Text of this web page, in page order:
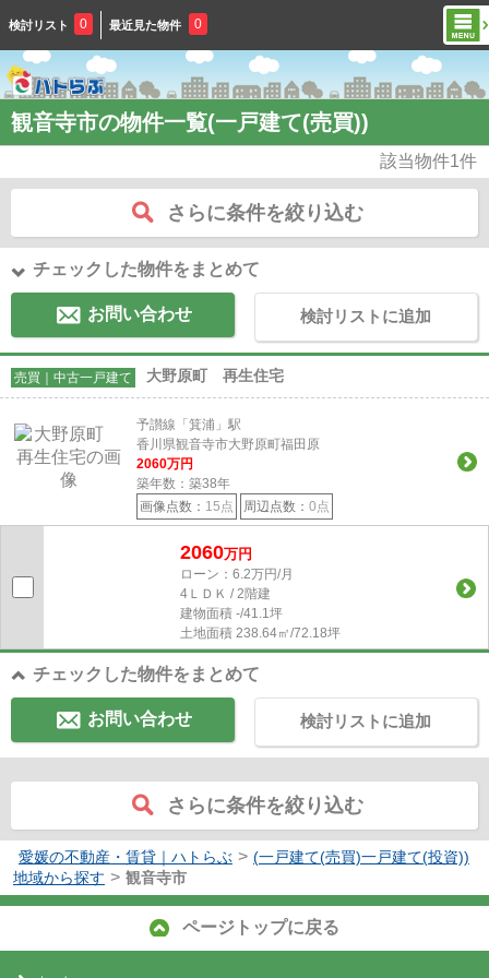
検討リスト 0 最近見た物件 0
観音寺市の物件一覧(一戸建て(売買))
該当物件1件
さらに条件を絞り込む
チェックした物件をまとめて
お問い合わせ 検討リストに追加
売買｜中古一戸建て 大野原町 再生住宅
予讃線「箕浦」駅
香川県観音寺市大野原町福田原
2060万円
築年数：築38年
画像点数： 15点 周辺点数： 0点
2060万円
ローン：6.2万円/月
4ＬＤＫ / 2階建
建物面積 -/41.1坪
土地面積 238.64㎡/72.18坪
チェックした物件をまとめて
お問い合わせ 検討リストに追加
さらに条件を絞り込む
愛媛の不動産・賃貸｜ハトらぶ > (一戸建て(売買)一戸建て(投資))
地域から探す > 観音寺市
ページトップに戻る